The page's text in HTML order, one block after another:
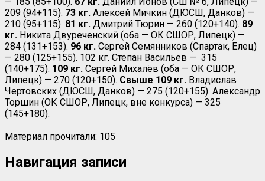
209 (94+115). 73 кг. Алексей Мичкин (ДЮСШ, Данков) —
210 (95+115). 81 кг. Дмитрий Тюрин — 260 (120+140). 89
кг. Никита Двуреченский (оба — ОК СШОР, Липецк) —
284 (131+153). 96 кг. Сергей Семянников (Спартак, Елец)
— 280 (125+155). 102 кг. Степан Васильев — 315
(140+175). 109 кг. Сергей Михалёв (оба — ОК СШОР,
Липецк) — 270 (120+150). Свыше 109 кг. Владислав
Чертовских (ДЮСШ, Данков) — 275 (120+155). Александр
Торшин (ОК СШОР, Липецк, вне конкурса) — 325
(145+180).
Материал прочитали: 105
Навигация записи